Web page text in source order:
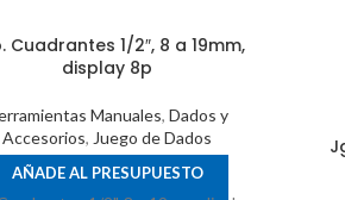
Cuadrantes 1/2″, 8 a 19mm,
display 8p
Manuales,Dados y
Accesorios, Juego de Dados
AÑADE AL PRESUPUESTO